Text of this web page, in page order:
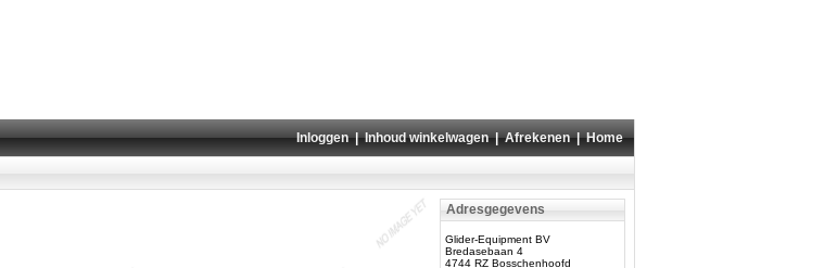
Inloggen|Inhoud winkelwagen|Afrekenen|Home
Adresgegevens
Glider-Equipment BV
Bredasebaan 4
4744 RZ Bosschenhoofd